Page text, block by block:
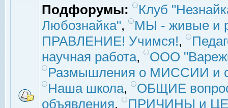
Подфорумы:
Клуб
Любознайка",
МЫ - живые и
ПРАВЛЕНИЕ! Учимся!,
научная работа,
ООО
Размышления о МИССИИ и
Наша школа,
ОБЩИЕ
объявления,
ПРИЧИНЫ и